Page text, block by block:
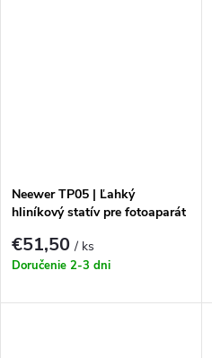
Neewer TP05 | Ľahký
hliníkový statív pre fotoaparát
€51,50/ ks
Doručenie 2-3 dni